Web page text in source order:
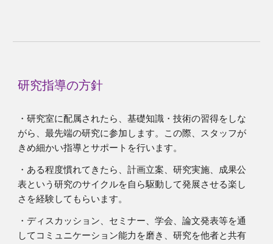
研究指導の方針
・研究室に配属されたら、基礎知識・技術の習得をしな
がら、最先端の研究に参加します。この際、スタッフが
きめ細かい指導とサポートを行います。
・ある程度慣れてきたら、計画立案、研究実施、成果公
表という研究のサイクルを自ら駆動して発展させる楽し
さを経験してもらいます。
・ディスカッション、セミナー、学会、論文発表等を通
してコミュニケーション能力を磨き、研究を他者と共有